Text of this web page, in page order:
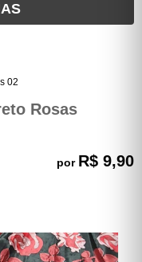
02
Rosas
por R$ 9,90